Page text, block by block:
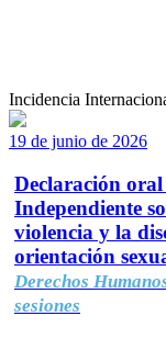
Incidencia
19 de junio de 2026
Declaración
Independiente
violencia y la
orientación
Derechos
sesiones